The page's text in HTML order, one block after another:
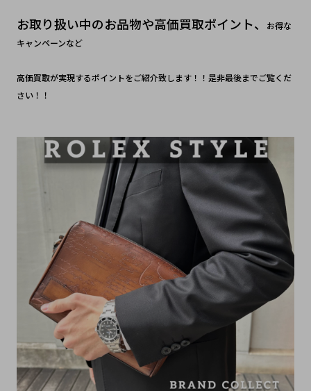
お取り扱い中のお品物や高価買取ポイント、
お得な
キャンペーンなど
高価買取が実現するポイントをご紹介致します！！是非最後までご覧くだ
さい！！